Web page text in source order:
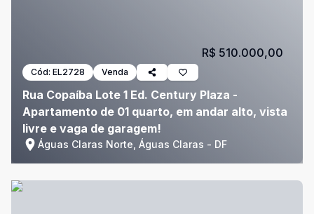
Cód: EL2728 Venda
Rua Copaíba Lote 1 Ed. Century Plaza -
Apartamento de 01 quarto, em andar alto, vista
livre e vaga de garagem!
Águas Claras Norte, Águas Claras - DF
R$ 510.000,00